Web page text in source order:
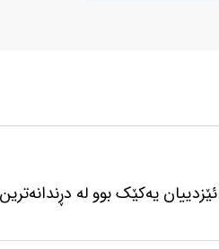
یەکێک بوو لە دڕندانەترین